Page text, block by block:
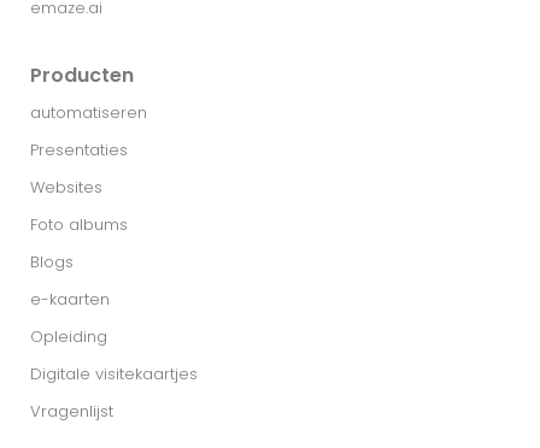
emaze.ai
Producten
automatiseren
Presentaties
Websites
Foto albums
Blogs
e-kaarten
Opleiding
Digitale visitekaartjes
Vragenlijst